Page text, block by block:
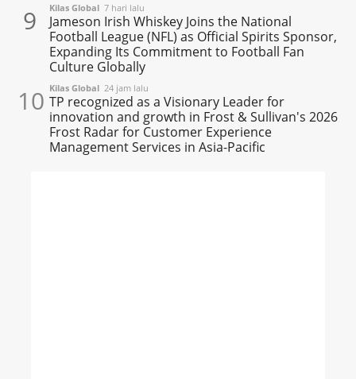
9 Kilas Global 7 hari lalu
Jameson Irish Whiskey Joins the National
Football League (NFL) as Official Spirits Sponsor,
Expanding Its Commitment to Football Fan
Culture Globally
10 Kilas Global 24 jam lalu
TP recognized as a Visionary Leader for
innovation and growth in Frost & Sullivan's 2026
Frost Radar for Customer Experience
Management Services in Asia-Pacific